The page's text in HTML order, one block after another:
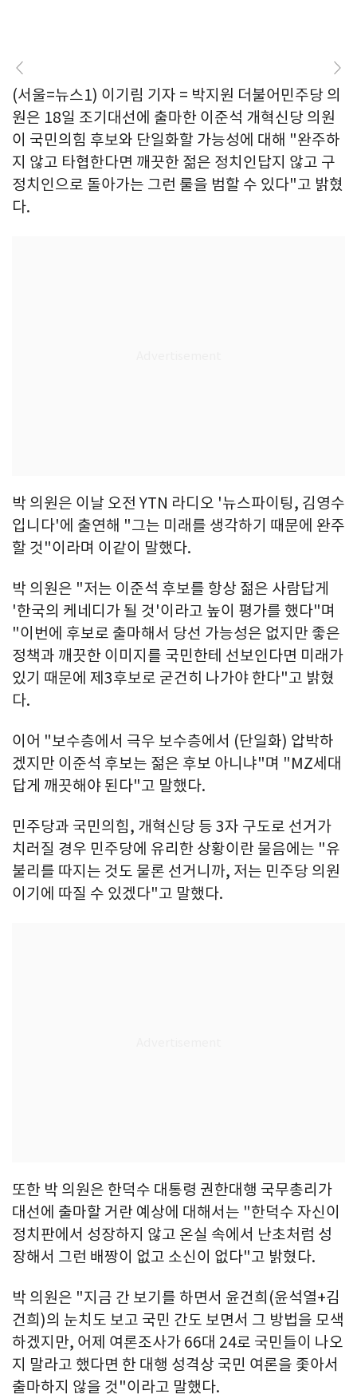
(서울=뉴스1) 이기림 기자 = 박지원 더불어민주당 의
원은 18일 조기대선에 출마한 이준석 개혁신당 의원
이 국민의힘 후보와 단일화할 가능성에 대해 "완주하
지 않고 타협한다면 깨끗한 젊은 정치인답지 않고 구
정치인으로 돌아가는 그런 룰을 범할 수 있다"고 밝혔
다.
박 의원은 이날 오전 YTN 라디오 '뉴스파이팅, 김영수
입니다'에 출연해 "그는 미래를 생각하기 때문에 완주
할 것"이라며 이같이 말했다.
박 의원은 "저는 이준석 후보를 항상 젊은 사람답게
'한국의 케네디가 될 것'이라고 높이 평가를 했다"며
"이번에 후보로 출마해서 당선 가능성은 없지만 좋은
정책과 깨끗한 이미지를 국민한테 선보인다면 미래가
있기 때문에 제3후보로 굳건히 나가야 한다"고 밝혔
다.
이어 "보수층에서 극우 보수층에서 (단일화) 압박하
겠지만 이준석 후보는 젊은 후보 아니냐"며 "MZ세대
답게 깨끗해야 된다"고 말했다.
민주당과 국민의힘, 개혁신당 등 3자 구도로 선거가
치러질 경우 민주당에 유리한 상황이란 물음에는 "유
불리를 따지는 것도 물론 선거니까, 저는 민주당 의원
이기에 따질 수 있겠다"고 말했다.
또한 박 의원은 한덕수 대통령 권한대행 국무총리가
대선에 출마할 거란 예상에 대해서는 "한덕수 자신이
정치판에서 성장하지 않고 온실 속에서 난초처럼 성
장해서 그런 배짱이 없고 소신이 없다"고 밝혔다.
박 의원은 "지금 간 보기를 하면서 윤건희(윤석열+김
건희)의 눈치도 보고 국민 간도 보면서 그 방법을 모색
하겠지만, 어제 여론조사가 66대 24로 국민들이 나오
지 말라고 했다면 한 대행 성격상 국민 여론을 좇아서
출마하지 않을 것"이라고 말했다.